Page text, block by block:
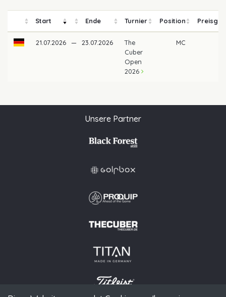
Start Ende Turnier Position
21.07.2026 — 23.07.2026
The
Cuber
Open
2026
MC
Unsere Partner